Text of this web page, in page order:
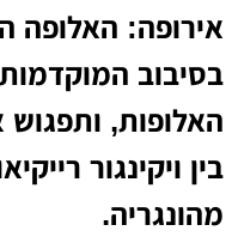
אירופה: האלופה
בסיבוב
האלופות,
בין ויקינגור
מהונגריה.